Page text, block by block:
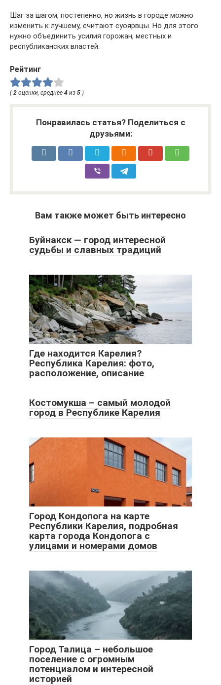
Шаг за шагом, постепенно, но жизнь в городе можно
изменить к лучшему, считают суоярвцы. Но для этого
нужно объединить усилия горожан, местных и
республиканских властей.
Рейтинг
(2 оценки, среднее 4 из 5 )
Понравилась статья? Поделиться с
друзьями:
Вам также может быть интересно
Буйнакск — город интересной
судьбы и славных традиций
Где находится Карелия?
Республика Карелия: фото,
расположение, описание
Костомукша – самый молодой
город в Республике Карелия
Город Кондопога на карте
Республики Карелия, подробная
карта города Кондопога с
улицами и номерами домов
Город Талица – небольшое
поселение с огромным
потенциалом и интересной
историей